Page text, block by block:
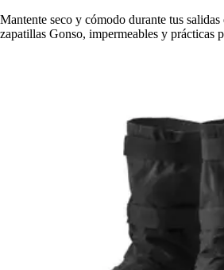
Mantente seco y cómodo durante tus
zapatillas Gonso, impermeables y prácticas